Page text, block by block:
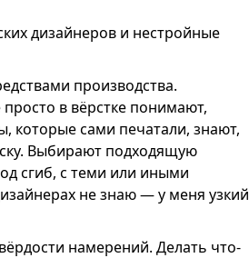
дизайнеров и нестройные
производства.
в вёрстке понимают,
которые сами печатали, знают,
Выбирают подходящую
сгиб, с теми или иными
не знаю — у меня узкий
намерений. Делать что-